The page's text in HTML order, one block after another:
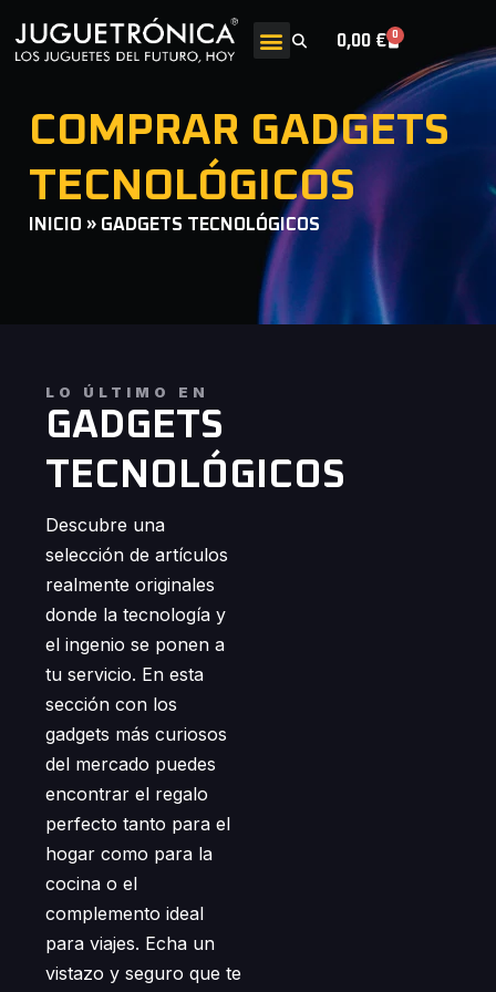
0,00 € 0
COMPRAR GADGETS
TECNOLÓGICOS
INICIO » GADGETS TECNOLÓGICOS
LO ÚLTIMO EN
GADGETS
TECNOLÓGICOS
Descubre una
selección de artículos
realmente originales
donde la tecnología y
el ingenio se ponen a
tu servicio. En esta
sección con los
gadgets más curiosos
del mercado puedes
encontrar el regalo
perfecto tanto para el
hogar como para la
cocina o el
complemento ideal
para viajes. Echa un
vistazo y seguro que te